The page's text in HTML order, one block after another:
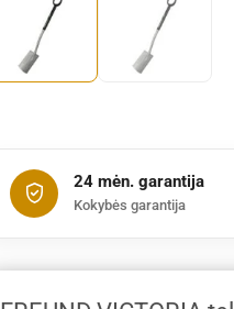
24 mėn. garantija
Kokybės garantija